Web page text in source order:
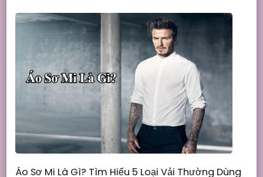
Áo Sơ Mi Là Gì? Tìm Hiểu 5 Loại Vải Thường Dùng